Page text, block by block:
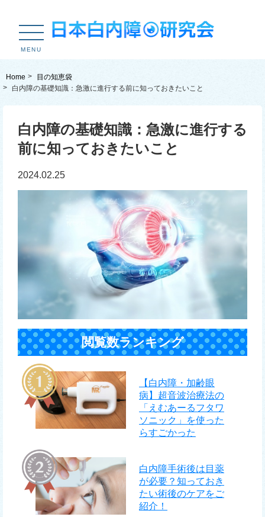
MENU
Home
目の知恵袋
白内障の基礎知識：急激に進行する前に知っておきたいこと
白内障の基礎知識：急激に進行する
前に知っておきたいこと
2024.02.25
閲覧数ランキング
【白内障・加齢眼
病】超音波治療法の
「えむあーるフタワ
ソニック」を使った
らすごかった
白内障手術後は目薬
が必要？知っておき
たい術後のケアをご
紹介！